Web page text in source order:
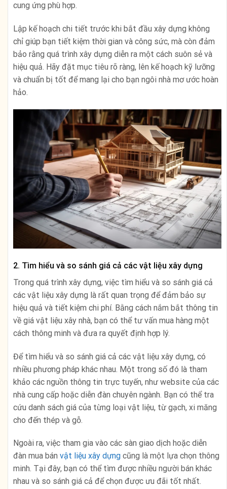
cung ứng phù hợp.
Lập kế hoạch chi tiết trước khi bắt đầu xây dựng không
chỉ giúp bạn tiết kiệm thời gian và công sức, mà còn đảm
bảo rằng quá trình xây dựng diễn ra một cách suôn sẻ và
hiệu quả. Hãy đặt mục tiêu rõ ràng, lên kế hoạch kỹ lưỡng
và chuẩn bị tốt để mang lại cho bạn ngôi nhà mơ ước hoàn
hảo.
2. Tìm hiểu và so sánh giá cả các vật liệu xây dựng
Trong quá trình xây dựng, việc tìm hiểu và so sánh giá cả
các vật liệu xây dựng là rất quan trọng để đảm bảo sự
hiệu quả và tiết kiệm chi phí. Bằng cách nắm bắt thông tin
về giá vật liệu xây nhà, bạn có thể tư vấn mua hàng một
cách thông minh và đưa ra quyết định hợp lý.
Để tìm hiểu và so sánh giá cả các vật liệu xây dựng, có
nhiều phương pháp khác nhau. Một trong số đó là tham
khảo các nguồn thông tin trực tuyến, như website của các
nhà cung cấp hoặc diễn đàn chuyên ngành. Bạn có thể tra
cứu danh sách giá của từng loại vật liệu, từ gạch, xi măng
cho đến thép và gỗ.
Ngoài ra, việc tham gia vào các sàn giao dịch hoặc diễn
đàn mua bán vật liệu xây dựng cũng là một lựa chọn thông
minh. Tại đây, bạn có thể tìm được nhiều người bán khác
nhau và so sánh giá cả để chọn được ưu đãi tốt nhất.